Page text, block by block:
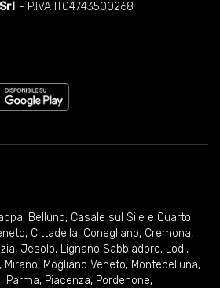
- P.IVA IT04743500268
, Belluno, Casale sul Sile e Quarto
, Cittadella, Conegliano, Cremona,
, Jesolo, Lignano Sabbiadoro, Lodi,
, Mirano, Mogliano Veneto, Montebelluna,
, Parma, Piacenza, Pordenone,